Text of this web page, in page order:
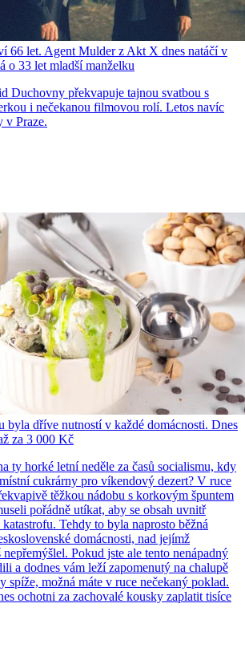
66 let. Agent Mulder z Akt X dnes natáčí v
o 33 let mladší manželku
Duchovny překvapuje tajnou svatbou s
i nečekanou filmovou rolí. Letos navíc
v Praze.
byla dříve nutností v každé domácnosti. Dnes
za 3 000 Kč
ty horké letní neděle za časů socialismu, kdy
cukrárny pro víkendový dezert? V ruce
těžkou nádobu s korkovým špuntem
pořádně utíkat, aby se obsah uvnitř
Tehdy to byla naprosto běžná
domácnosti, nad jejímž
Pokud jste ale tento nenápadný
a dodnes vám leží zapomenutý na chalupě
spíže, možná máte v ruce nečekaný poklad.
ochotni za zachovalé kousky zaplatit tisíce